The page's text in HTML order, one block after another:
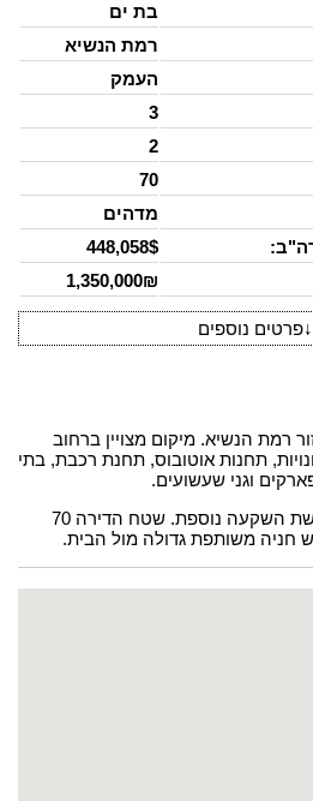
בת ים
רמת הנשיא
העמק
3
2
70
מדהים
448,058$
1,350,000₪
↓פרטים נוספים
באזור רמת הנשיא. מיקום מצויין ברחוב
תחנות אוטובוס, תחנת רכבת, בתי
וגני שעשועים.
הדירה משופצת ואינה דורשת השקעה נוספת. שטח הדירה 70